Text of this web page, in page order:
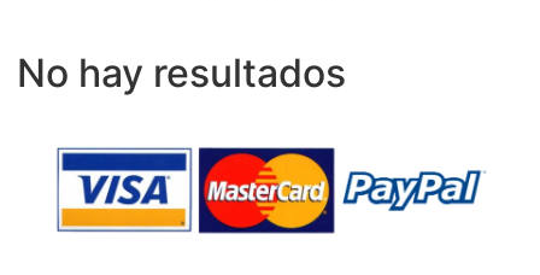
No hay resultados